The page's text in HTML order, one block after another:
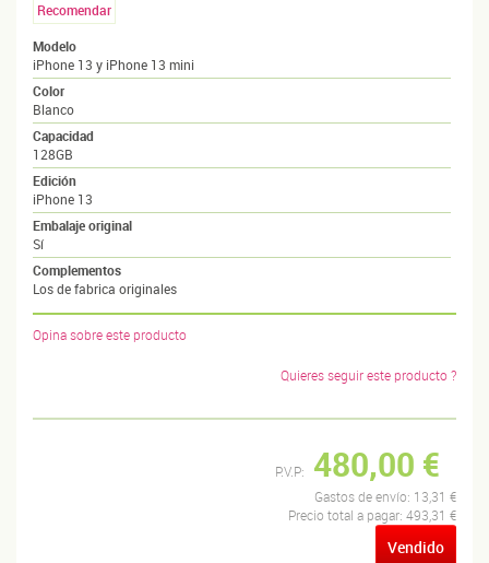
Recomendar
Modelo
iPhone 13 y iPhone 13 mini
Color
Blanco
Capacidad
128GB
Edición
iPhone 13
Embalaje original
Sí
Complementos
Los de fabrica originales
Opina sobre este producto
Quieres seguir este producto ?
P.V.P: 480,00 €
Gastos de envío: 13,31 €
Precio total a pagar: 493,31 €
Vendido